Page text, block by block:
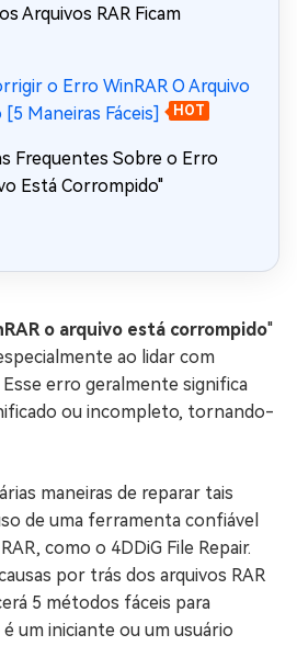
Arquivos RAR Ficam
o Erro WinRAR O Arquivo
Maneiras Fáceis]
HOT
Frequentes Sobre o Erro
Está Corrompido"
o arquivo está corrompido"
ao lidar com
erro geralmente significa
ou incompleto, tornando-
maneiras de reparar tais
de uma ferramenta confiável
como o 4DDiG File Repair.
por trás dos arquivos RAR
5 métodos fáceis para
um iniciante ou um usuário